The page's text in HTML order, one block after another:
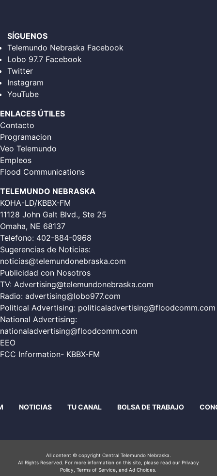
SÍGUENOS
Telemundo Nebraska Facebook
Lobo 97.7 Facebook
Twitter
Instagram
YouTube
ENLACES ÚTILES
Contacto
Programacion
Veo Telemundo
Empleos
Flood Communications
TELEMUNDO NEBRASKA
KOHA-LD/KBBX-FM
11128 John Galt Blvd., Ste 25
Omaha, NE 68137
Telefono: 402-884-0968
Sugerencias de Noticias:
noticias@telemundonebraska.com
Publicidad con Nosotros
TV: Advertising@telemundonebraska.com
Radio: advertising@lobo977.com
Political Advertising: politicaladvertising@floodcomm.com
National Advertising:
nationaladvertising@floodcomm.com
EEO
FCC Information- KBBX-FM
NOTICIAS TU CANAL BOLSA DE TRABAJO
All content © copyright Central Telemundo Nebraska.
All Rights Reserved. For more information on this site, please read our Privacy
Policy , Terms of Service, and Ad Choices.